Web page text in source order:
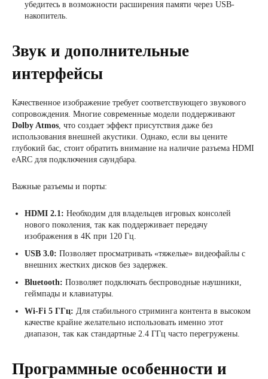
убедитесь в возможности расширения памяти через USB-
накопитель.
Звук и дополнительные
интерфейсы
Качественное изображение требует соответствующего звукового
сопровождения. Многие современные модели поддерживают
Dolby Atmos, что создает эффект присутствия даже без
использования внешней акустики. Однако, если вы цените
глубокий бас, стоит обратить внимание на наличие разъема HDMI
eARC для подключения саундбара.
Важные разъемы и порты:
HDMI 2.1: Необходим для владельцев игровых консолей
нового поколения, так как поддерживает передачу
изображения в 4K при 120 Гц.
USB 3.0: Позволяет просматривать «тяжелые» видеофайлы с
внешних жестких дисков без задержек.
Bluetooth: Позволяет подключать беспроводные наушники,
геймпады и клавиатуры.
Wi-Fi 5 ГГц: Для стабильного стриминга контента в высоком
качестве крайне желательно использовать именно этот
диапазон, так как стандартные 2.4 ГГц часто перегружены.
Программные особенности и